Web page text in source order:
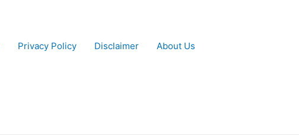
Privacy Policy Disclaimer About Us